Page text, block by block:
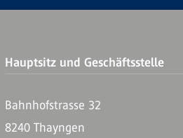
Hauptsitz und Geschäftsstelle
Bahnhofstrasse 32
8240 Thayngen